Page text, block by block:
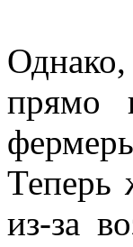
Однако,
прямо
Теперь
из-за